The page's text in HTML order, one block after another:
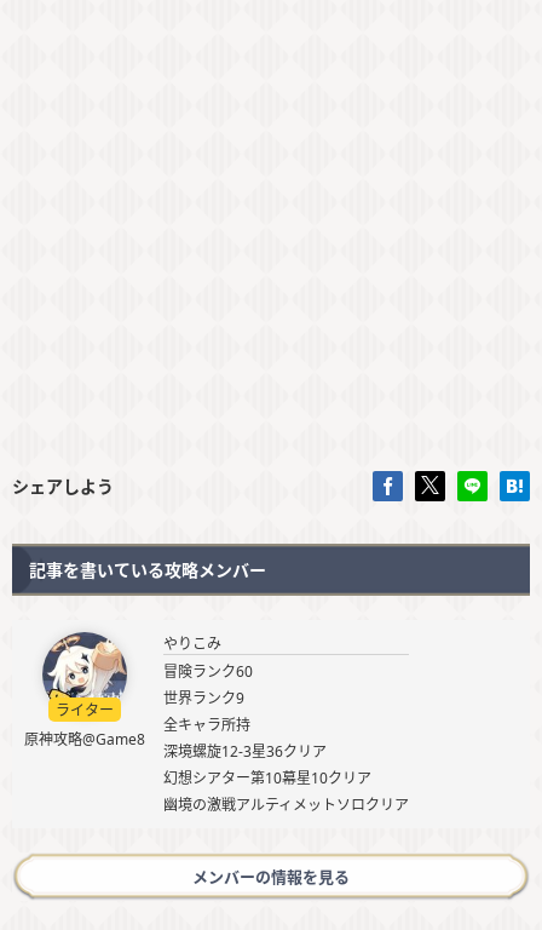
シェアしよう
記事を書いている攻略メンバー
ライター
原神攻略@Game8
やりこみ
冒険ランク60
世界ランク9
全キャラ所持
深境螺旋12-3星36クリア
幻想シアター第10幕星10クリア
幽境の激戦アルティメットソロクリア
メンバーの情報を見る